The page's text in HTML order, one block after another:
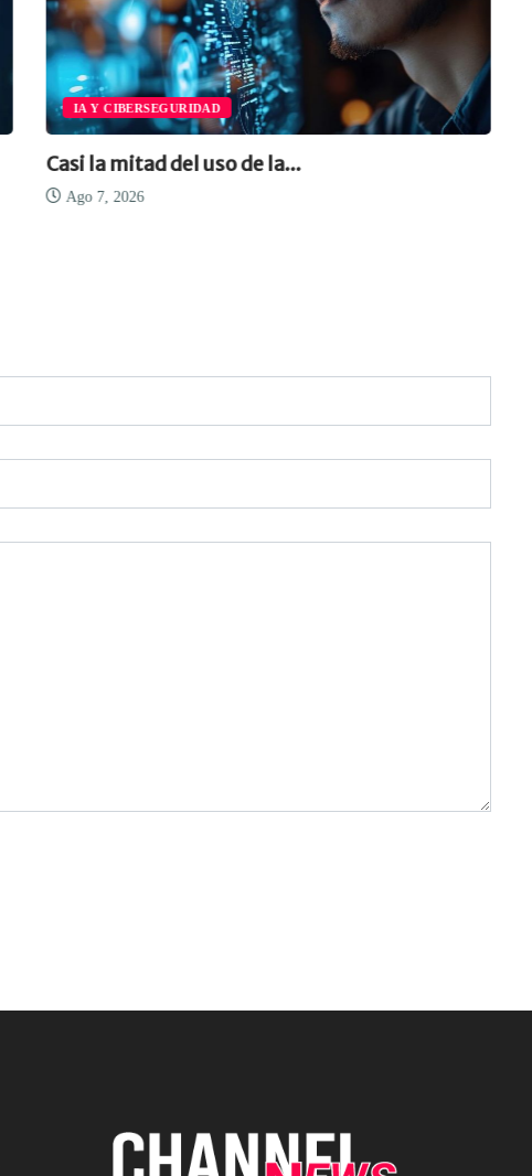
IA Y CIBERSEGURIDAD
Casi la mitad del uso de la...
Ago 7, 2026